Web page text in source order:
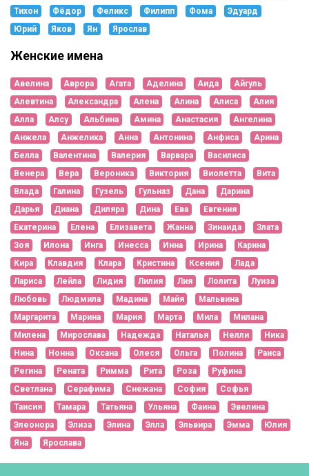
Тихон
Фёдор Феликс Филипп Фома
Эдуард
Юрий
Яков Ян Ярослав
Женские имена
Авелина Аврора Агата Аделина Аида
Айгуль
Алевтина
Александра Алена Алина Алиса
Алия
Алла
Алсу Альбина Амина Анастасия
Ангелина
Анжела
Анжелика Анна Антонина Анфиса
Арина
Белла
Валентина Валерия Варвара
Василиса
Венера
Вера Вероника Виктория Виолетта
Вита
Влада
Галина Гузель Гульназ Дана
Дарина
Дарья
Диана Диляра Дина Ева
Евгения
Екатерина
Елена Елизавета Жанна Зинаида
Злата
Зоя
Илона Инга Инесса Инна Ирина
Карина
Кира
Клавдия Клара Кристина Ксения
Лада
Лариса
Лейла Лидия Лилия Лия Лолита
Луиза
Любовь
Людмила Мадина Майя
Мальвина
Маргарита
Марина Мария Марта Мила
Милана
Милена
Мирослава Надежда Наталья Нелли
Ника
Нина
Нонна Оксана Олеся Ольга Полина
Раиса
Регина
Рената Римма Рита Роза
Руфина
Светлана
Серафима Снежана София
Софья
Таисия
Тамара Татьяна Ульяна Фаина
Эвелина
Элеонора
Элиза Элина Элла Эльвира Эмма
Юлия
Яна
Ярослава